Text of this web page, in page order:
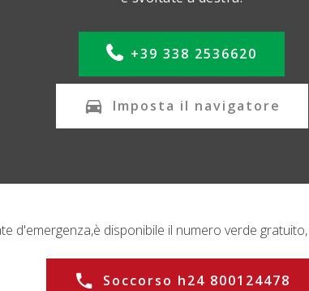
+39 338 2536620
Imposta il navigatore
d'emergenza,è disponibile il numero verde
Soccorso h24 800124478